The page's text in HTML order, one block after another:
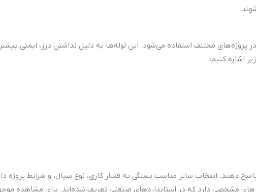
پروژه‌های مختلف استفاده می‌شود. این لوله‌ها به دلیل نداشتن درز، ایمنی
اشاره کنیم:
دهند. انتخاب سایز مناسب بستگی به فشار کاری، نوع سیال، و شرایط پروژه
مشخصی دارد که در استانداردهای صنعتی تعریف شده‌اند. برای مشاهده